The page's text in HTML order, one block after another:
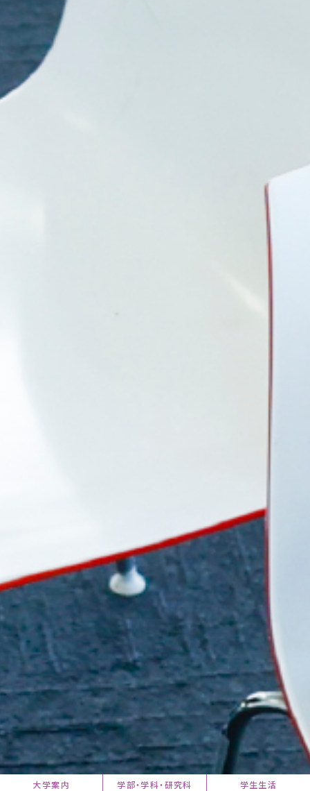
大学案内 学部・学科・研究科
学生生活